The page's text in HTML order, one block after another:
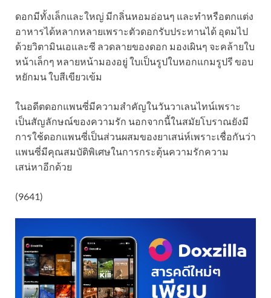
ดอกมีทั้งเล็กและใหญ่ มีกลิ่นหอมอ่อนๆ และทำหรือตกแต่ง
อาหารได้หลากหลายเพราะตัวดอกรับประทานได้ อุดมไป
ด้วยวิตามินเอและซี ลวดลายของดอก มองเผินๆ จะคล้ายใบ
หน้าเล็กๆ หลายหน้ามองอยู่ ใบเป็นรูปใบหอกแกมรูปรี ขอบ
หยักมน ใบสีเขียวเข้ม
ในอดีตดอกแพนซี่มีความสำคัญในวันวาเลนไทน์เพราะ
เป็นสัญลักษณ์ของความรัก นอกจากนี้ในสมัยโบราณยังมี
การใช้ดอกแพนซี่เป็นส่วนผสมของยาเสน่ห์เพราะเชื่อกันว่า
แพนซี่มีคุณสมบัติพิเศษในการกระตุ้นความรักความ
เสน่หาอีกด้วย
(9641)